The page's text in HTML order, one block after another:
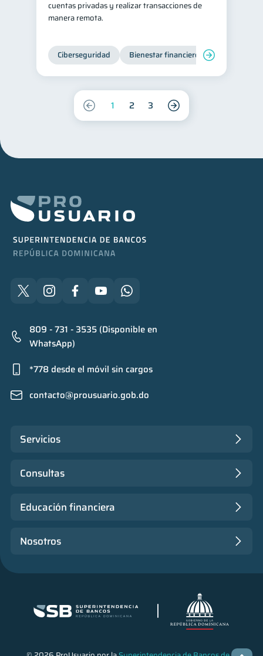
cuentas privadas y realizar transacciones de
manera remota.
Ciberseguridad Bienestar financiero
1 2 3
809 - 731 - 3535 (Disponible en
WhatsApp)
*778 desde el móvil sin cargos
contacto@prousuario.gob.do
Servicios
Consultas
Educación financiera
Nosotros